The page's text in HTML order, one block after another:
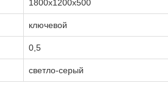
1800х1200х500
ключевой
0,5
светло-серый